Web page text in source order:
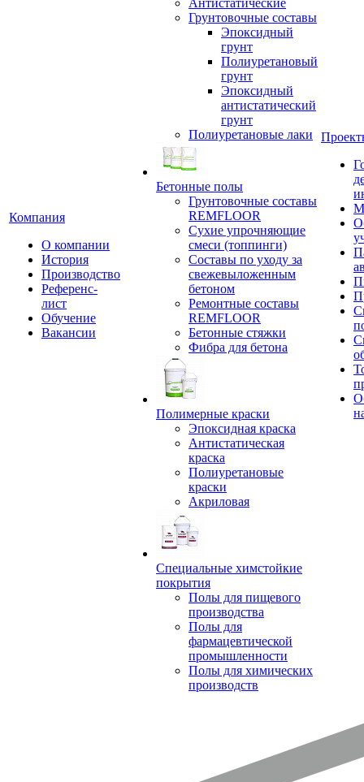
Компания
О компании
История
Производство
Референс-
лист
Обучение
Вакансии
Антистатические
Грунтовочные составы
Эпоксидный
грунт
Полиуретановый
грунт
Эпоксидный
антистатический
грунт
Полиуретановые лаки
Бетонные полы
Грунтовочные составы
REMFLOOR
Сухие упрочняющие
смеси (топпинги)
Составы по уходу за
свежевыложенным
бетоном
Ремонтные составы
REMFLOOR
Бетонные стяжки
Фибра для бетона
Полимерные краски
Эпоксидная краска
Антистатическая
краска
Полиуретановые
краски
Акриловая
Специальные химстойкие
покрытия
Полы для пищевого
производства
Полы для
фармацевтической
промышленности
Полы для химических
производств